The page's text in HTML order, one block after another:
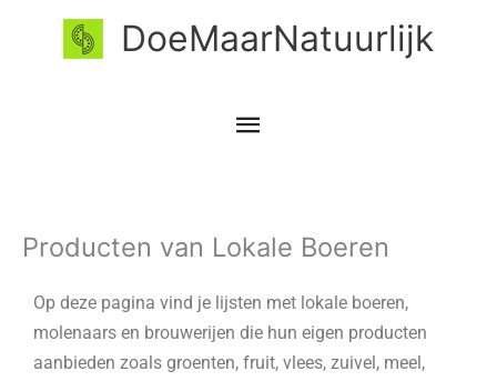
DoeMaarNatuurlijk
Hoofdmenu
Producten van Lokale Boeren
Op deze pagina vind je lijsten met lokale boeren,
molenaars en brouwerijen die hun eigen producten
aanbieden zoals groenten, fruit, vlees, zuivel, meel,